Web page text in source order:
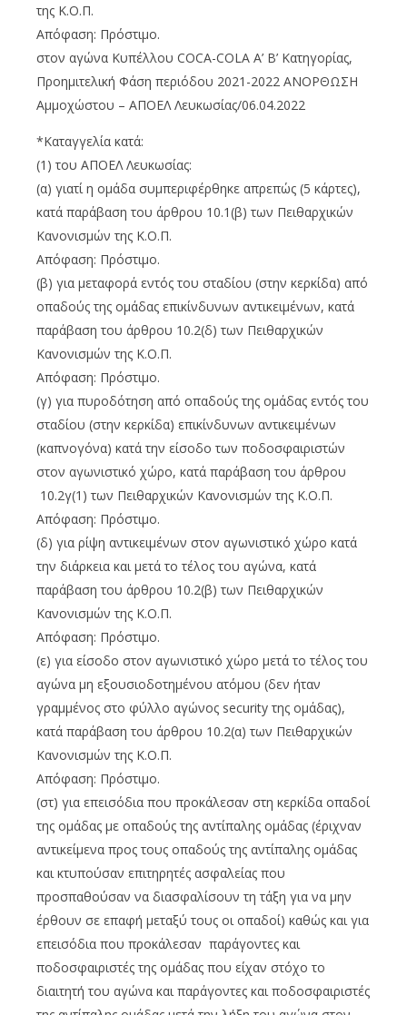
της Κ.Ο.Π.
Απόφαση: Πρόστιμο.
στον αγώνα Κυπέλλου COCA-COLA A’ B’ Κατηγορίας,
Προημιτελική Φάση περιόδου 2021-2022 ΑΝΟΡΘΩΣΗ
Αμμοχώστου – ΑΠΟΕΛ Λευκωσίας/06.04.2022
*Καταγγελία κατά:
(1) του ΑΠΟΕΛ Λευκωσίας:
(α) γιατί η ομάδα συμπεριφέρθηκε απρεπώς (5 κάρτες),
κατά παράβαση του άρθρου 10.1(β) των Πειθαρχικών
Κανονισμών της Κ.Ο.Π.
Απόφαση: Πρόστιμο.
(β) για μεταφορά εντός του σταδίου (στην κερκίδα) από
οπαδούς της ομάδας επικίνδυνων αντικειμένων, κατά
παράβαση του άρθρου 10.2(δ) των Πειθαρχικών
Κανονισμών της Κ.Ο.Π.
Απόφαση: Πρόστιμο.
(γ) για πυροδότηση από οπαδούς της ομάδας εντός του
σταδίου (στην κερκίδα) επικίνδυνων αντικειμένων
(καπνογόνα) κατά την είσοδο των ποδοσφαιριστών
στον αγωνιστικό χώρο, κατά παράβαση του άρθρου
10.2γ(1) των Πειθαρχικών Κανονισμών της Κ.Ο.Π.
Απόφαση: Πρόστιμο.
(δ) για ρίψη αντικειμένων στον αγωνιστικό χώρο κατά
την διάρκεια και μετά το τέλος του αγώνα, κατά
παράβαση του άρθρου 10.2(β) των Πειθαρχικών
Κανονισμών της Κ.Ο.Π.
Απόφαση: Πρόστιμο.
(ε) για είσοδο στον αγωνιστικό χώρο μετά το τέλος του
αγώνα μη εξουσιοδοτημένου ατόμου (δεν ήταν
γραμμένος στο φύλλο αγώνος security της ομάδας),
κατά παράβαση του άρθρου 10.2(α) των Πειθαρχικών
Κανονισμών της Κ.Ο.Π.
Απόφαση: Πρόστιμο.
(στ) για επεισόδια που προκάλεσαν στη κερκίδα οπαδοί
της ομάδας με οπαδούς της αντίπαλης ομάδας (έριχναν
αντικείμενα προς τους οπαδούς της αντίπαλης ομάδας
και κτυπούσαν επιτηρητές ασφαλείας που
προσπαθούσαν να διασφαλίσουν τη τάξη για να μην
έρθουν σε επαφή μεταξύ τους οι οπαδοί) καθώς και για
επεισόδια που προκάλεσαν παράγοντες και
ποδοσφαιριστές της ομάδας που είχαν στόχο το
διαιτητή του αγώνα και παράγοντες και ποδοσφαιριστές